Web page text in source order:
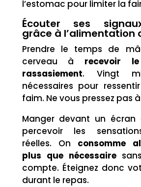
l’estomac pour limiter la
Écouter ses
grâce à l’alimentation
Prendre le temps de
cerveau à recevoir
rassasiement. Vingt
nécessaires pour
faim. Ne vous pressez pas
Manger devant un écran
percevoir les
réelles. On consomme
plus que nécessairesans
compte. Éteignez donc
durant le repas.